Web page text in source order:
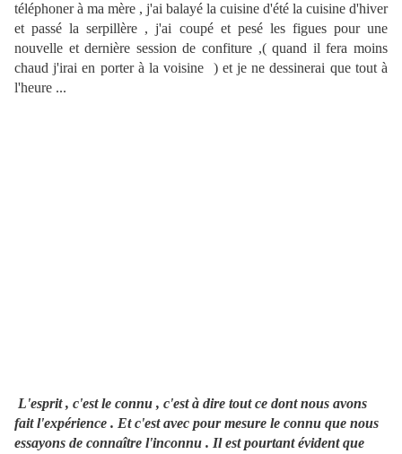
téléphoner à ma mère , j'ai balayé la cuisine d'été la cuisine d'hiver
et passé la serpillère , j'ai coupé et pesé les figues pour une
nouvelle et dernière session de confiture ,( quand il fera moins
chaud j'irai en porter à la voisine ) et je ne dessinerai que tout à
l'heure ...
L'esprit , c'est le connu , c'est à dire tout ce dont nous avons
fait l'expérience . Et c'est avec pour mesure le connu que nous
essayons de connaître l'inconnu . Il est pourtant évident que